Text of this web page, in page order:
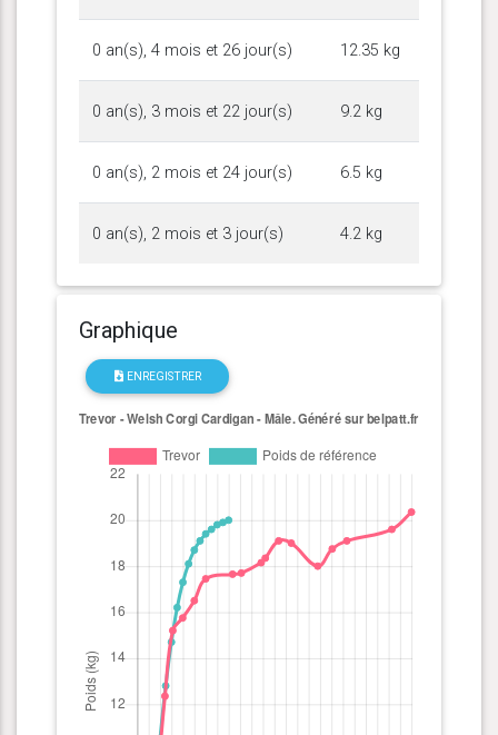
0 an(s), 4 mois et 26 jour(s) 12.35 kg
0 an(s), 3 mois et 22 jour(s) 9.2 kg
0 an(s), 2 mois et 24 jour(s) 6.5 kg
0 an(s), 2 mois et 3 jour(s) 4.2 kg
Graphique
ENREGISTRER